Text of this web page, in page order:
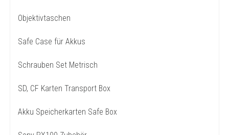
Objektivtaschen
Safe Case für Akkus
Schrauben Set Metrisch
SD, CF Karten Transport Box
Akku Speicherkarten Safe Box